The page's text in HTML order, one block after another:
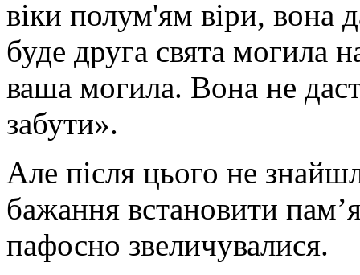
віки полум'ям віри, вона
буде друга свята могила
ваша могила. Вона не
забути».
Але після цього не
бажання встановити
пафосно звеличувалися.